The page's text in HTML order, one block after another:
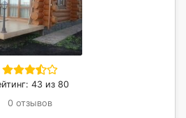
43 из 80
0 отзывов